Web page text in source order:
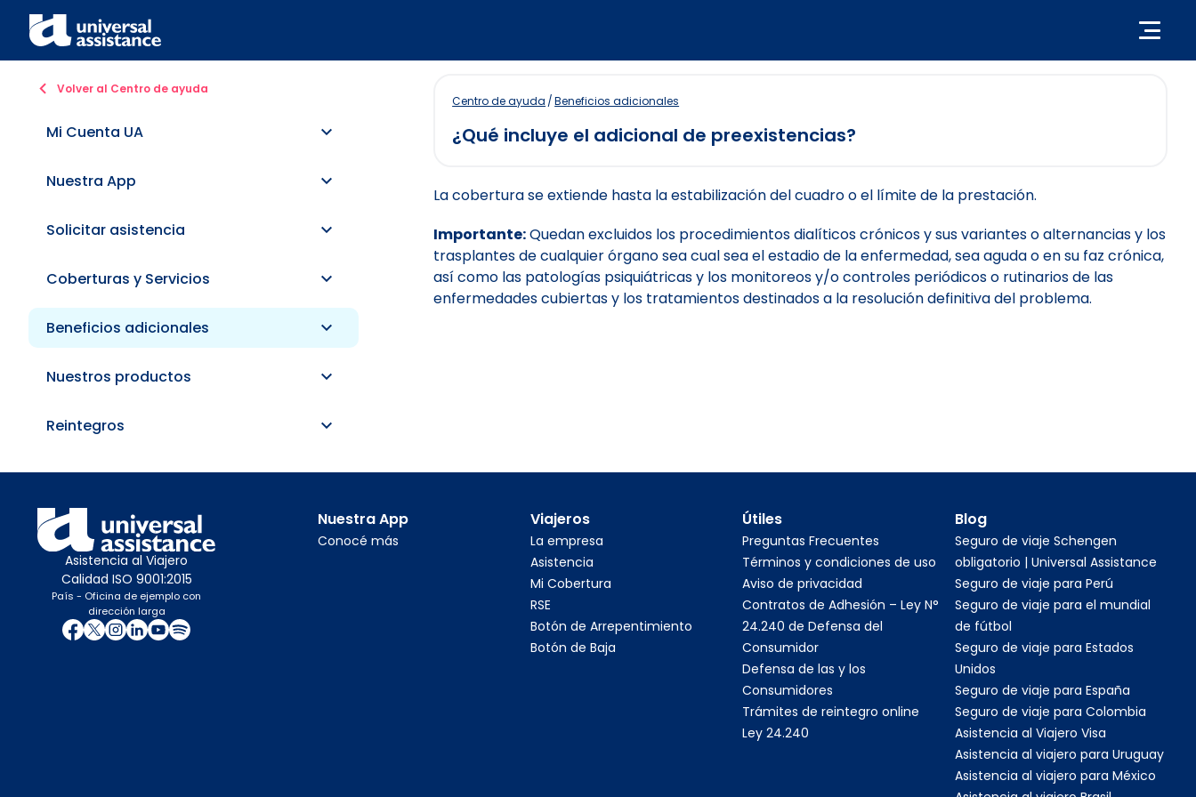
Volver al Centro de ayuda
Mi Cuenta UA
Nuestra App
Solicitar asistencia
Coberturas y Servicios
Beneficios adicionales
Nuestros productos
Reintegros
Centro de ayuda /Beneficios adicionales
¿Qué incluye el adicional de preexistencias?
La cobertura se extiende hasta la estabilización del cuadro o el límite de la prestación.
Importante:Quedan excluidos los procedimientos dialíticos crónicos y sus variantes o alternancias y los
trasplantes de cualquier órgano sea cual sea el estadio de la enfermedad, sea aguda o en su faz crónica,
así como las patologías psiquiátricas y los monitoreos y/o controles periódicos o rutinarios de las
enfermedades cubiertas y los tratamientos destinados a la resolución definitiva del problema.
Asistencia al Viajero
Calidad ISO 9001:2015
País - Oficina de ejemplo con
dirección larga
Nuestra App
Conocé más
Viajeros
La empresa
Asistencia
Mi Cobertura
RSE
Botón de Arrepentimiento
Botón de Baja
Útiles
Preguntas Frecuentes
Términos y condiciones de uso
Aviso de privacidad
Contratos de Adhesión – Ley N°
24.240 de Defensa del
Consumidor
Defensa de las y los
Consumidores
Trámites de reintegro online
Ley 24.240
Blog
Seguro de viaje Schengen
obligatorio | Universal Assistance
Seguro de viaje para Perú
Seguro de viaje para el mundial
de fútbol
Seguro de viaje para Estados
Unidos
Seguro de viaje para España
Seguro de viaje para Colombia
Asistencia al Viajero Visa
Asistencia al viajero para Uruguay
Asistencia al viajero para México